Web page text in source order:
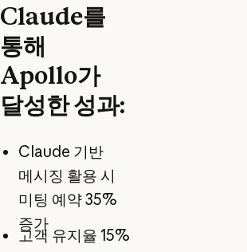
Claude를
통해
Apollo가
달성한 성과:
Claude 기반
메시징 활용 시
미팅 예약 35%
증가
고객 유지율 15%